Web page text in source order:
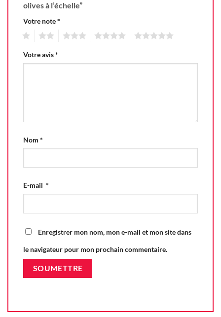
olives à l’échelle”
Votre note*
Votre avis*
Nom *
E-mail *
Enregistrer mon nom, mon e-mail et mon site dans
le navigateur pour mon prochain commentaire.